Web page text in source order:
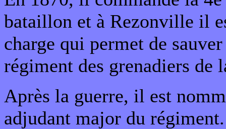
bataillon et à Rezonville il
charge qui permet de
régiment des grenadiers de
Après la guerre, il est
adjudant major du